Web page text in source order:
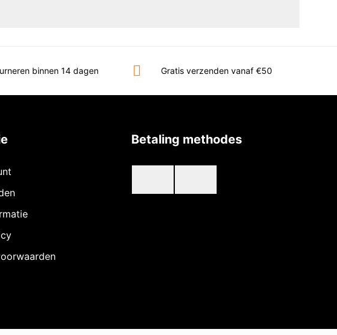
binnen 14 dagen Gratis verzenden vanaf €50
Betaling methodes